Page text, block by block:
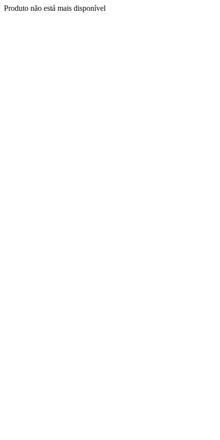
Produto não está mais disponível